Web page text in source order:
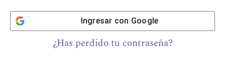
Ingresar con Google
¿Has perdido tu contraseña?